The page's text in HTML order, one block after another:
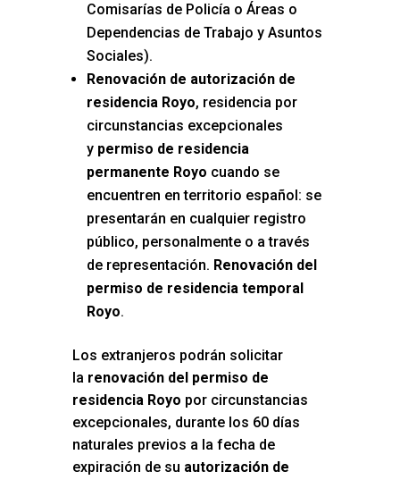
Comisarías de Policía o Áreas o
Dependencias de Trabajo y Asuntos
Sociales).
Renovación de autorización de
residencia Royo, residencia por
circunstancias excepcionales
y permiso de residencia
permanente Royo cuando se
encuentren en territorio español: se
presentarán en cualquier registro
público, personalmente o a través
de representación. Renovación del
permiso de residencia temporal
Royo.
Los extranjeros podrán solicitar
la renovación del permiso de
residencia Royo por circunstancias
excepcionales, durante los 60 días
naturales previos a la fecha de
expiración de su autorización de